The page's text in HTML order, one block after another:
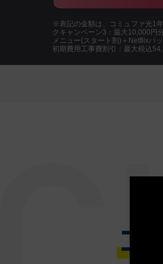
※表記の金額は、コミュファ光1
クキャンペーン3：最大10,000円
メニュー(スタート割)＋Netflixパ
初期費用工事費割引：最大税込
コ